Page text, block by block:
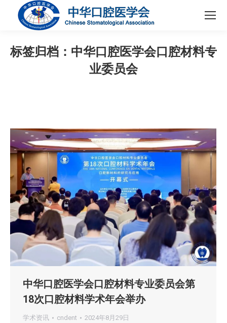
标签归档： 中华口腔医学会口腔材料专
业委员会
中华口腔医学会口腔材料专业委员会第
18次口腔材料学术年会举办
学术资讯 cndent 2024年8月29日